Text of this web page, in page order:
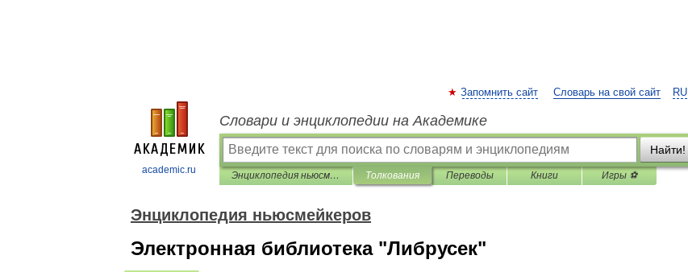
academic.ru
RU
Запомнить сайт Словарь на свой сайт
Словари и энциклопедии на Академике
Найти!
Энциклопедия ньюсмейкеров Толкования Переводы Книги Игры ⚽
Энциклопедия ньюсмейкеров
Электронная библиотека "Либрусек"